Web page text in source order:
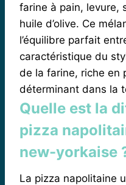
farine à pain, levure,
huile d’olive. Ce
l’équilibre parfait
caractéristique du
de la farine, riche en
déterminant dans la
Quelle est la
pizza
new-yorkaise
La pizza napolitaine